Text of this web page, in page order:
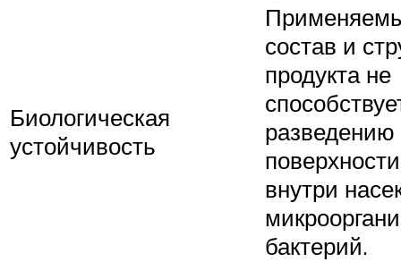
Биологическая
устойчивость
состав и
продукта не
разведению
внутри
бактерий.